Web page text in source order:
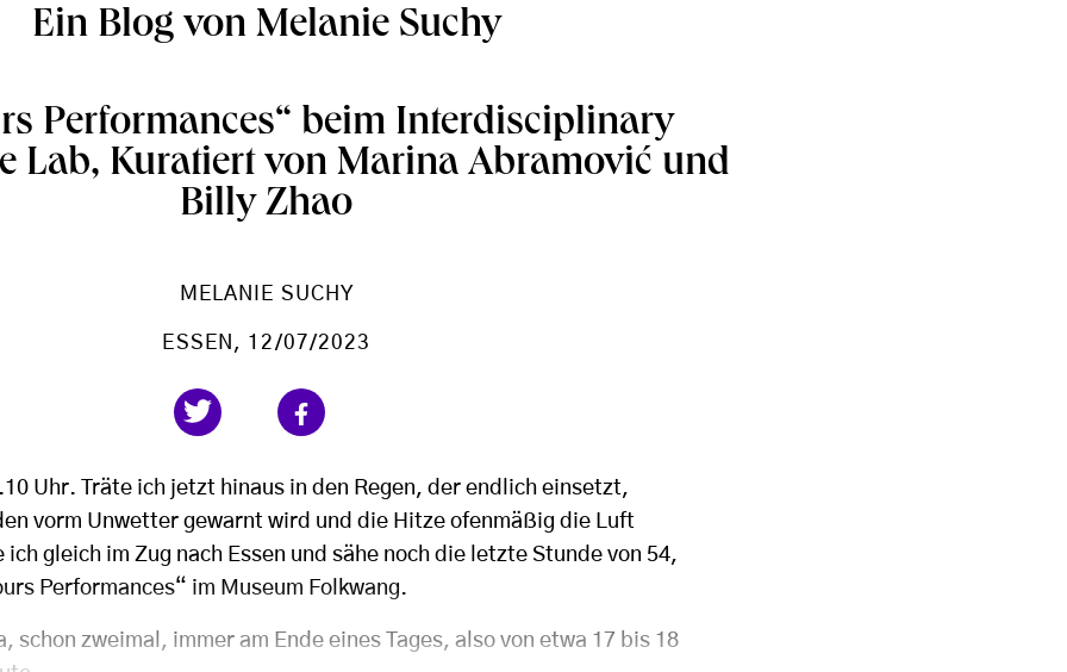
Ein Blog von Melanie Suchy
Performances“ beim Interdisciplinary
Lab, Kuratiert von Marina Abramović und
Billy Zhao
MELANIE SUCHY
ESSEN , 12/07/2023
Uhr. Träte ich jetzt hinaus in den Regen, der endlich einsetzt,
vorm Unwetter gewarnt wird und die Hitze ofenmäßig die Luft
gleich im Zug nach Essen und sähe noch die letzte Stunde von 54,
Performances“ im Museum Folkwang.
schon zweimal, immer am Ende eines Tages, also von etwa 17 bis 18